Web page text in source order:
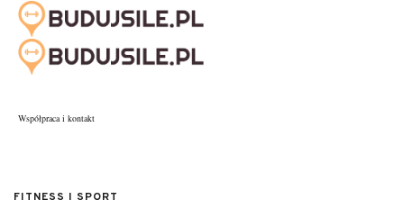
Współpraca i kontakt
FITNESS I SPORT